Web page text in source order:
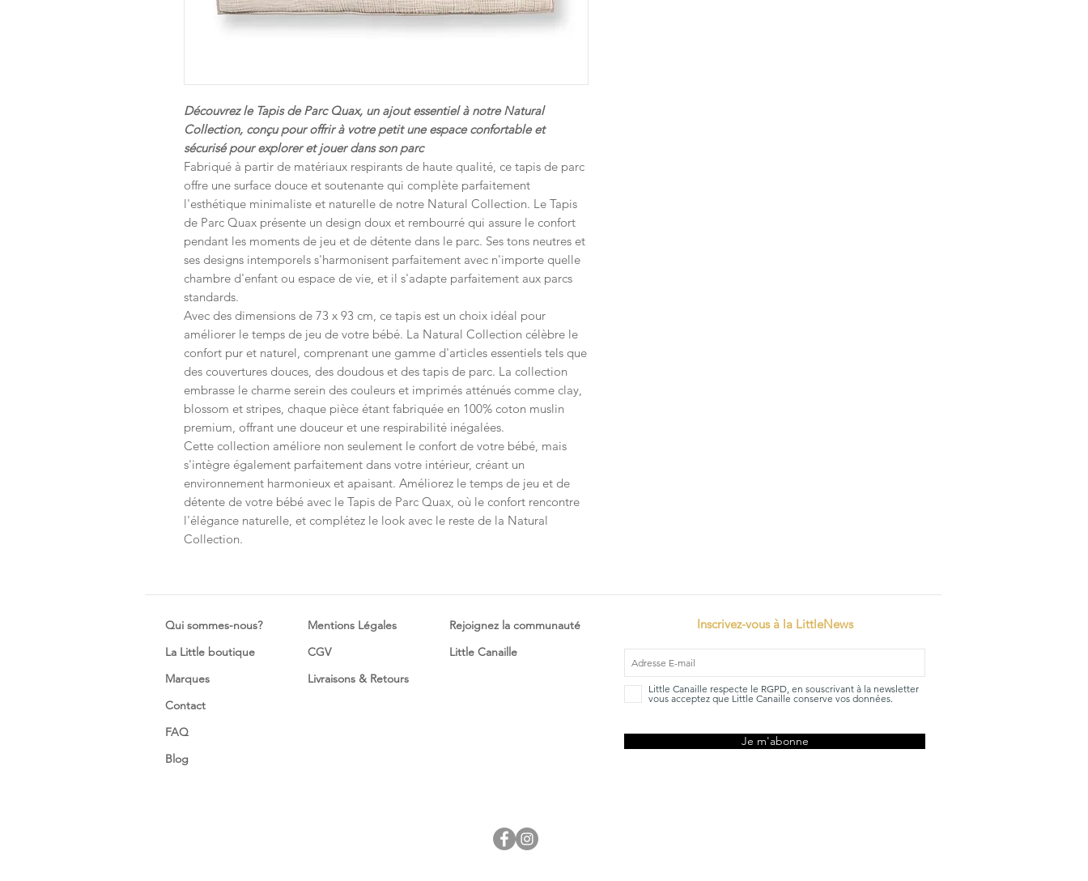
Découvrez le Tapis de Parc Quax, un ajout essentiel à notre Natural
Collection, conçu pour offrir à votre petit une espace confortable et
sécurisé pour explorer et jouer dans son parc
Fabriqué à partir de matériaux respirants de haute qualité, ce tapis de parc
offre une surface douce et soutenante qui complète parfaitement
l'esthétique minimaliste et naturelle de notre Natural Collection. Le Tapis
de Parc Quax présente un design doux et rembourré qui assure le confort
pendant les moments de jeu et de détente dans le parc. Ses tons neutres et
ses designs intemporels s'harmonisent parfaitement avec n'importe quelle
chambre d'enfant ou espace de vie, et il s'adapte parfaitement aux parcs
standards.
Avec des dimensions de 73 x 93 cm, ce tapis est un choix idéal pour
améliorer le temps de jeu de votre bébé. La Natural Collection célèbre le
confort pur et naturel, comprenant une gamme d'articles essentiels tels que
des couvertures douces, des doudous et des tapis de parc. La collection
embrasse le charme serein des couleurs et imprimés atténués comme clay,
blossom et stripes, chaque pièce étant fabriquée en 100% coton muslin
premium, offrant une douceur et une respirabilité inégalées.
Cette collection améliore non seulement le confort de votre bébé, mais
s'intègre également parfaitement dans votre intérieur, créant un
environnement harmonieux et apaisant. Améliorez le temps de jeu et de
détente de votre bébé avec le Tapis de Parc Quax, où le confort rencontre
l'élégance naturelle, et complétez le look avec le reste de la Natural
Collection.
Qui sommes-nous?
La Little boutique
Marques
Contact
FAQ
Blog
Mentions Légales
CGV
Livraisons & Retours
Rejoignez la communauté
Little Canaille
Inscrivez-vous à la LittleNews
Little Canaille respecte le RGPD, en souscrivant à la newsletter
vous acceptez que Little Canaille conserve vos données.
Je m'abonne